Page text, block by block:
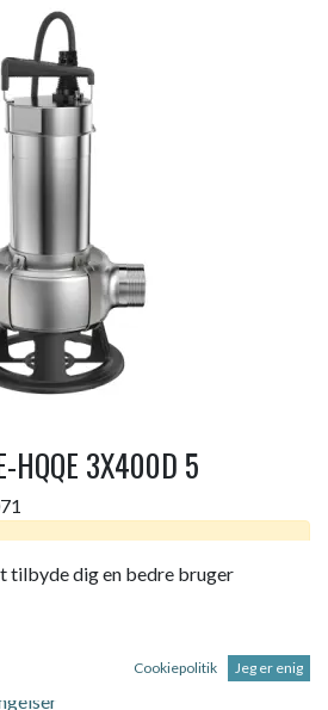
HQQE 3X400D 5
tilbyde dig en bedre bruger
Cookiepolitik Jeg er enig